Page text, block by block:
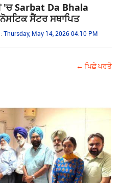
'ਚ Sarbat Da Bhala
ਸੈਂਟਰ ਸਥਾਪਿਤ
:Thursday, May 14, 2026 04:10 PM
← ਪਿਛੇ ਪਰਤੋ